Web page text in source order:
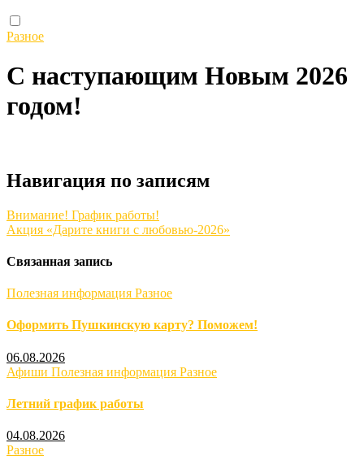
Разное
С наступающим Новым 2026
годом!
Навигация по записям
Внимание! График работы!
Акция «Дарите книги с любовью-2026»
Связанная запись
Полезная информация Разное
Оформить Пушкинскую карту? Поможем!
06.08.2026
Афиши Полезная информация Разное
Летний график работы
04.08.2026
Разное